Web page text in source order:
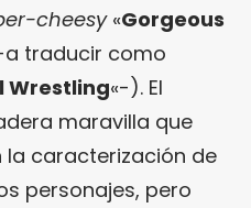
cheesy«Gorgeous
a traducir como
Wrestling«-). El
maravilla que
caracterización de
personajes, pero